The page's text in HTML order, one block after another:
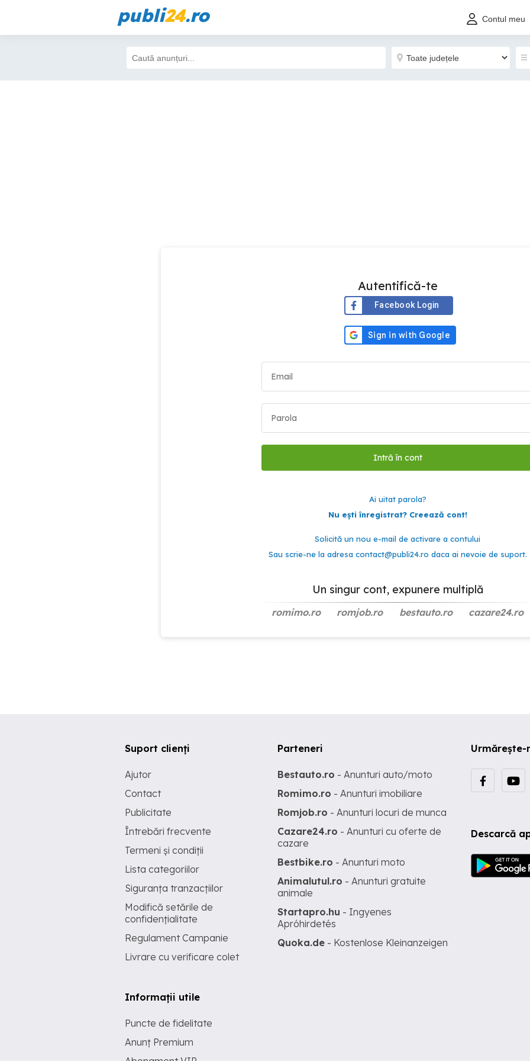
publi24.ro Contul meu
Autentifică-te
Facebook Login
Ai uitat parola?
Nu ești înregistrat? Creează cont!
Solicită un nou e-mail de activare a contului
Sau scrie-ne la adresa contact@publi24.ro daca ai nevoie de suport.
Un singur cont, expunere multiplă
romimo.ro romjob.ro bestauto.ro cazare24.ro
Urmărește-
Descarcă
Suport clienți
Ajutor
Contact
Publicitate
Întrebări frecvente
Termeni și condiții
Lista categoriilor
Siguranța tranzacțiilor
Modifică setările de
confidențialitate
Regulament Campanie
Livrare cu verificare colet
Informații utile
Puncte de fidelitate
Anunț Premium
Parteneri
Bestauto.ro - Anunturi auto/moto
Romimo.ro - Anunturi imobiliare
Romjob.ro - Anunturi locuri de munca
Cazare24.ro - Anunturi cu oferte de
cazare
Bestbike.ro - Anunturi moto
Animalutul.ro - Anunturi gratuite
animale
Startapro.hu - Ingyenes
Apróhirdetés
Quoka.de - Kostenlose Kleinanzeigen